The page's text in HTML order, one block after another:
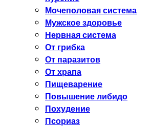
Мочеполовая система
Мужское здоровье
Нервная система
От грибка
От паразитов
От храпа
Пищеварение
Повышение либидо
Похудение
Псориаз